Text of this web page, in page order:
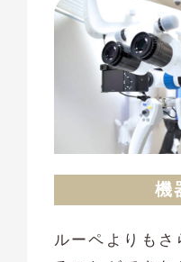
機
ルーペよりもさ